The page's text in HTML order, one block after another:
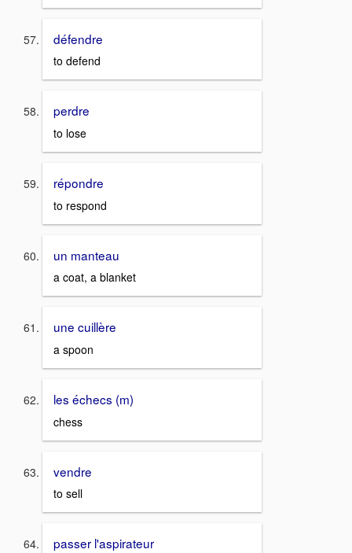
défendre
to defend
perdre
to lose
répondre
to respond
un manteau
a coat, a blanket
une cuillère
a spoon
les échecs (m)
chess
vendre
to sell
passer l'aspirateur